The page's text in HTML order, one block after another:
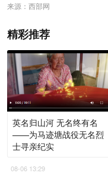
来源：西部网
精彩推荐
英名归山河 无名终有名
——为马迹塘战役无名烈
士寻亲纪实
08-06 13:29